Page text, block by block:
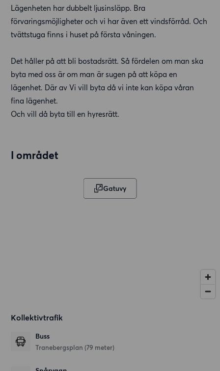
Lägenheten har dubbelt ljusinsläpp. Bra
förvaringsmöjligheter och vi har även ett vindsförråd. Och
tvättstuga finns i huset på första våningen.
Det håller på att bli bostadsrätt. Så fördelen om man ska
byta med oss är om man är sugen på att köpa en
lägenhet. Där av Vi vill byta då vi inte kan köpa våran
fina lägenhet.
Och vill då byta till en hyresrätt.
I området
Gatuvy
Kollektivtrafik
Buss
Tranebergsplan (79 meter)